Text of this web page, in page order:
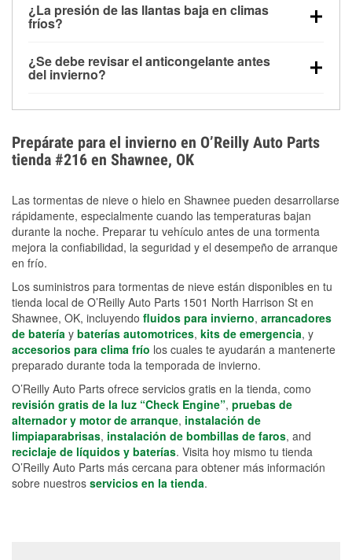
arranque.
la congelación y ayuda a disolver la sal y la nieve
derretida en la carretera para mejorar la visibilidad.
¿La presión de las llantas baja en climas
fríos?
alrededor de 1 PSI por cada 10 °F que baja la
temperatura. Puedes obtener más información sobre
¿Se debe revisar el anticongelante antes
del invierno?
el sobrecalentamiento en condiciones de frío
extremo. Aprende cómo comprobar la protección
anticongelante en nuestra sección How-To.
Prepárate para el invierno en O’Reilly Auto Parts
tienda #216 en Shawnee, OK
Las tormentas de nieve o hielo en Shawnee pueden desarrollarse
rápidamente, especialmente cuando las temperaturas bajan
durante la noche. Preparar tu vehículo antes de una tormenta
mejora la confiabilidad, la seguridad y el desempeño de arranque
en frío.
Los suministros para tormentas de nieve están disponibles en tu
tienda local de O’Reilly Auto Parts 1501 North Harrison St en
Shawnee, OK, incluyendo fluidos para invierno, arrancadores
de batería y baterías automotrices, kits de emergencia, y
accesorios para clima frío los cuales te ayudarán a mantenerte
preparado durante toda la temporada de invierno.
O’Reilly Auto Parts ofrece servicios gratis en la tienda, como
revisión gratis de la luz “Check Engine”, pruebas de
alternador y motor de arranque, instalación de
limpiaparabrisas, instalación de bombillas de faros, and
reciclaje de líquidos y baterías. Visita hoy mismo tu tienda
O’Reilly Auto Parts más cercana para obtener más información
sobre nuestros servicios en la tienda.